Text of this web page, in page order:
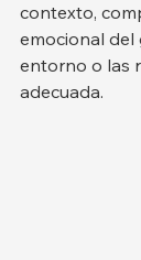
contexto,
emocional del
entorno o las
adecuada.